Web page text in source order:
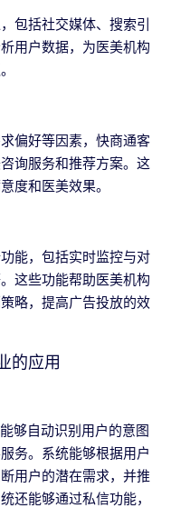
包括社交媒体、搜索引
用户数据，为医美机构
偏好等因素，快商通客
询服务和推荐方案。这
度和医美效果。
能，包括实时监控与对
这些功能帮助医美机构
略，提高广告投放的效
的应用
够自动识别用户的意图
务。系统能够根据用户
用户的潜在需求，并推
还能够通过私信功能，